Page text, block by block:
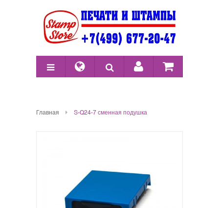
Главная S-Q24-7 сменная подушка